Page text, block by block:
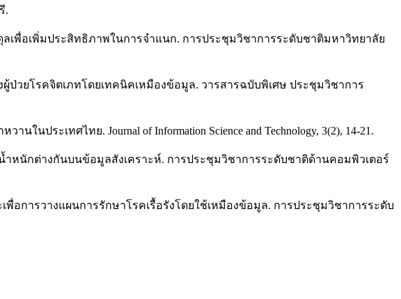
.
เพื่อเพิ่มประสิทธิภาพในการจำแนก. การประชุมวิชาการระดับชาติมหาวิทยาลัย
วยโรคจิตเภทโดยเทคนิคเหมืองข้อมูล. วารสารฉบับพิเศษ ประชุมวิชาการ
ประเทศไทย. Journal of Information Science and Technology, 3(2), 14-21.
นักต่างกันบนข้อมูลสังเคราะห์. การประชุมวิชาการระดับชาติด้านคอมพิวเตอร์
อการวางแผนการรักษาโรคเรื้อรังโดยใช้เหมืองข้อมูล. การประชุมวิชาการระดับ